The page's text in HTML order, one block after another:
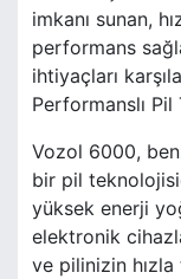
imkanı sunan,
performans
ihtiyaçları
Performanslı
Vozol 6000,
bir pil
yüksek enerji
elektronik
ve pilinizin